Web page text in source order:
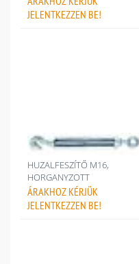
JELENTKEZZEN BE!
HUZALFESZÍTŐ M16,
HORGANYZOTT
ÁRAKHOZ KÉRJÜK
JELENTKEZZEN BE!